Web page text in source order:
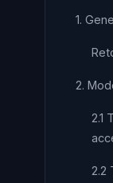
1.
2.
2.1
2.2